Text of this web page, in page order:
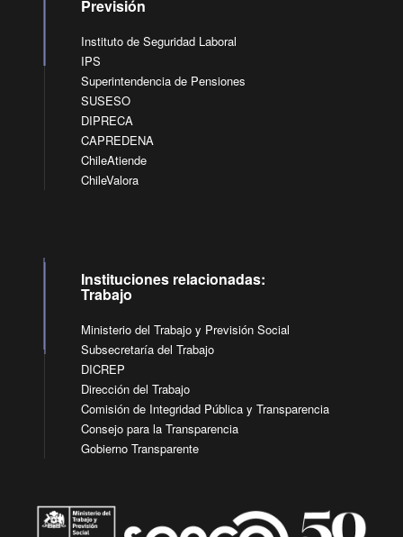
Previsión
Instituto de Seguridad Laboral
IPS
Superintendencia de Pensiones
SUSESO
DIPRECA
CAPREDENA
ChileAtiende
ChileValora
Instituciones relacionadas:
Trabajo
Ministerio del Trabajo y Previsión Social
Subsecretaría del Trabajo
DICREP
Dirección del Trabajo
Comisión de Integridad Pública y Transparencia
Consejo para la Transparencia
Gobierno Transparente